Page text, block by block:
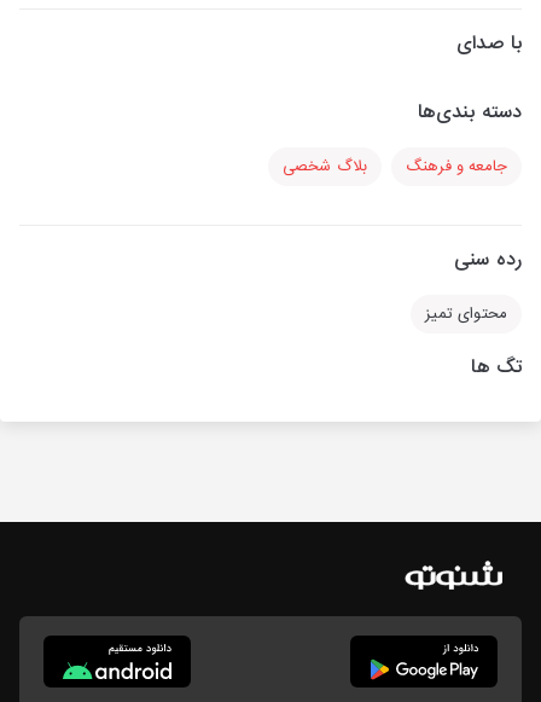
با صدای
دسته بندی‌ها
جامعه و فرهنگ بلاگ شخصی
رده سنی
محتوای تمیز
تگ ها